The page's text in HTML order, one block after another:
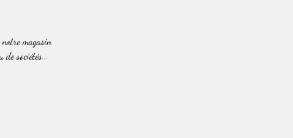
notre magasin
de sociétés...